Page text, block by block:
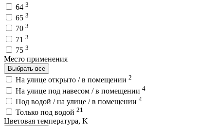
64 3
65 3
70 3
71 3
75 3
Место применения
Выбрать все
На улице открыто / в помещении 2
На улице под навесом / в помещении 4
Под водой / на улице / в помещении 4
Только под водой 21
Цветовая температура, K